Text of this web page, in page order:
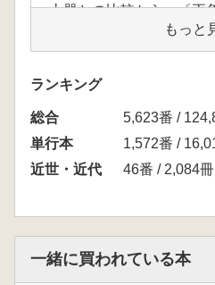
土器との比較から―〔両
八丈小島の小碗〔小林克
「納税/完納賞」の銘を
遺跡出土近現代考古資料
物質文化から見た近現代
県善通寺市旧練兵場遺跡
域民俗資料を素材として
続・お茶碗考―近代・現
る―〔長佐古真也〕/
〔小林克・小川望〕
もっと
ランキング
総合
5,623番 /
単行本
1,572番 /
近世・近代
46番 / 2,084冊
一緒に買われている本